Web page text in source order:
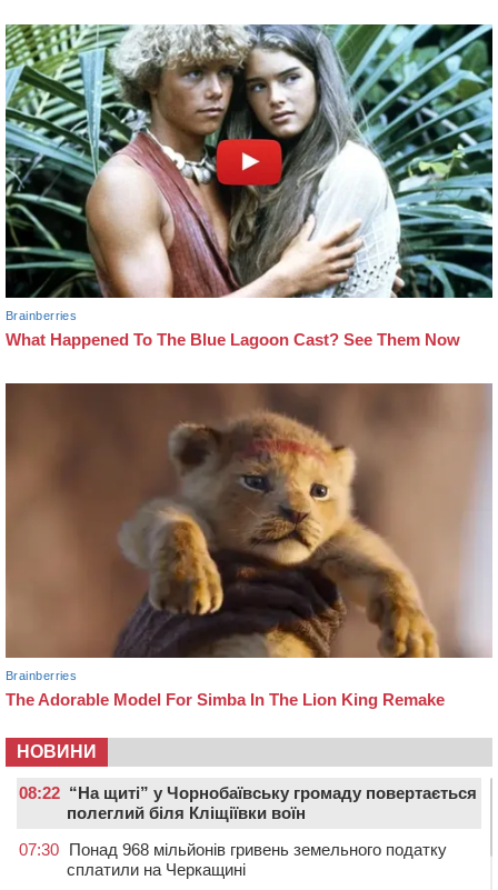
НОВИНИ
08:22 “На щиті” у Чорнобаївську громаду повертається
полеглий біля Кліщіївки воїн
07:30 Понад 968 мільйонів гривень земельного податку
сплатили на Черкащині